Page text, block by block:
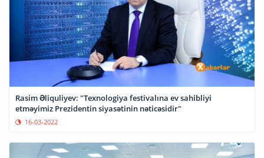
Rasim Əliquliyev: "Texnologiya festivalına ev sahibliyi
etməyimiz Prezidentin siyasətinin nəticəsidir"
16-03-2022